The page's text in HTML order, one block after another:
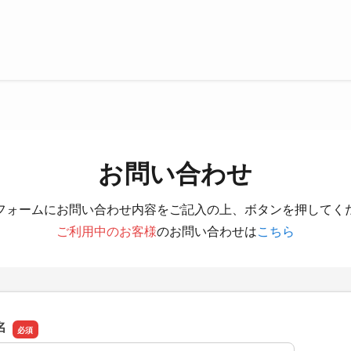
お問い合わせ
ォームにお問い合わせ内容をご記入の上、ボタンを押してく
ご利用中のお客様のお問い合わせはこちら